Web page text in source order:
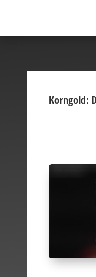
Korngold: